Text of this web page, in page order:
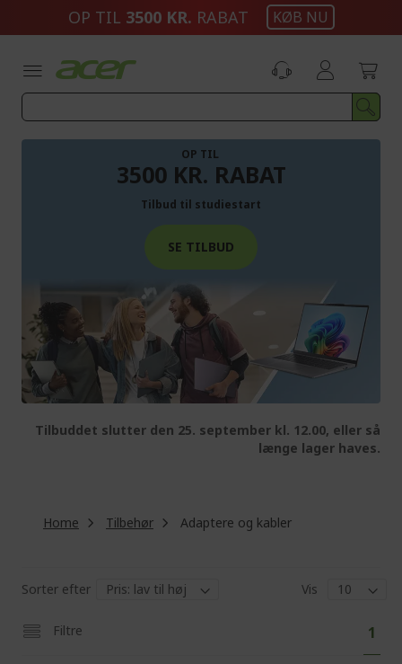
OP TIL 3500 KR. RABAT KØB NU
OP TIL
3500 KR. RABAT
Tilbud til studiestart
SE TILBUD
Tilbuddet slutter den 25. september kl. 12.00, eller så
længe lager haves.
Home Tilbehør Adaptere og kabler
Sorter efter Vis
Filtre 1